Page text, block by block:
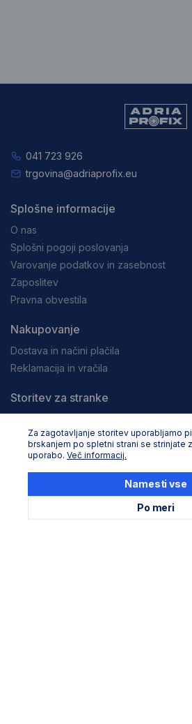
Za zagotavljanje storitev uporabljamo
brskanjem po spletni strani se strinjate
uporabo. Več informacij.
Po meri
Namesti vse
041 723 926
trgovina@adriaprofix.eu
Splošne informacije
O nas
Splošni pogoji poslovanja
Varovanje podatkov in zasebnost
Zaposlitev
Pravna obvestila
Nakupovanje
Dostava in načini plačila
Reklamacija in vračila
Storitev za stranke
Podaljševanje garancije Dewalt
Servisni in zbirni centri
Seznam uradnih servisov